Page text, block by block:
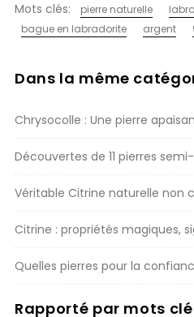
Mots clés: pierre naturelle
bague en labradorite
argent
Dans la même
Chrysocolle : Une pierre
Découvertes de 11 pierres
Véritable Citrine naturelle
Citrine : propriétés magiques,
Quelles pierres pour la
Rapporté par mots